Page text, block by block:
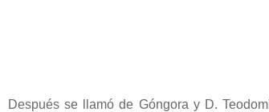
Después se llamó de Góngora y D.